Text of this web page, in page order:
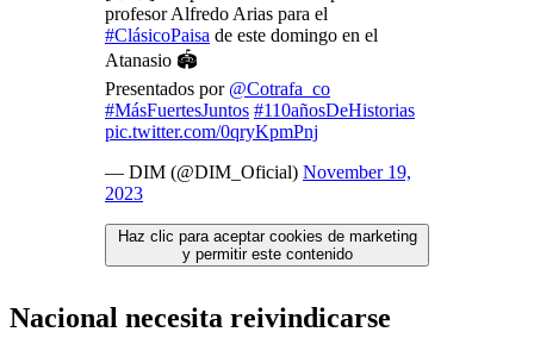
profesor Alfredo Arias para el
#ClásicoPaisa de este domingo en el
Atanasio 🏟️
Presentados por @Cotrafa_co
#MásFuertesJuntos #110añosDeHistorias
pic.twitter.com/0qryKpmPnj
— DIM (@DIM_Oficial) November 19,
2023
Haz clic para aceptar cookies de marketing
y permitir este contenido
Nacional necesita reivindicarse